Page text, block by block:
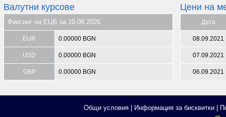
Валутни курсове
Фиксинг на ЕЦБ за 10.08.2026
EUR 0.00000 BGN
USD 0.00000 BGN
GBP 0.00000 BGN
Цени на
Дата
08.09.2021
07.09.2021
06.09.2021
Общи условия| Информация за бисквитки|